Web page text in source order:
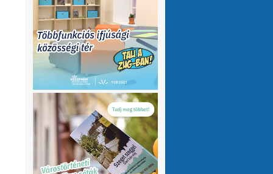
olvasnám.Üdv
10 hónap 1 hét
VMeteo-Zooltán Remek asszisztens
Köszi az infót. Lehet mit böngészni.
1 év 2 hónap
P.Csaba Űjra elérhetőek a honlapomon
a klíma adatok (2007-től, havi
részletességgel, napi bontásban):
https://tinyurl.com/24vslpzg A ChatGPT 3
perc alatt megtalálta a hibát a PHP-ben,
ami nekem hónapok óta nem sikerült...
1 év 2 hónap
VMeteo-Zooltán:Nézd már, van itt egy